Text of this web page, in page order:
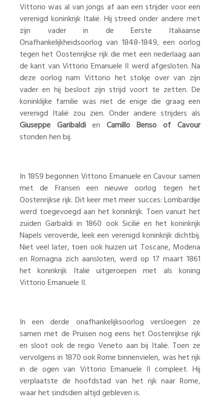
Vittorio was al van jongs af aan een strijder voor een
verenigd koninkrijk Italië. Hij streed onder andere met
zijn vader in de Eerste Italiaanse
Onafhankelijkheidsoorlog van 1848-1849, een oorlog
tegen het Oostenrijkse rijk die met een nederlaag aan
de kant van Vittorio Emanuele II werd afgesloten. Na
deze oorlog nam Vittorio het stokje over van zijn
vader en hij besloot zijn strijd voort te zetten. De
koninklijke familie was niet de enige die graag een
verenigd Italië zou zien. Onder andere strijders als
Giuseppe Garibaldi en Camillo Benso of Cavour
stonden hen bij.
In 1859 begonnen Vittorio Emanuele en Cavour samen
met de Fransen een nieuwe oorlog tegen het
Oostenrijkse rijk. Dit keer met meer succes: Lombardije
werd toegevoegd aan het koninkrijk. Toen vanuit het
zuiden Garbaldi in 1860 ook Sicilië en het koninkrijk
Napels veroverde, leek een verenigd koninkrijk dichtbij.
Niet veel later, toen ook huizen uit Toscane, Modena
en Romagna zich aansloten, werd op 17 maart 1861
het koninkrijk Italië uitgeroepen met als koning
Vittorio Emanuele II.
In een derde onafhankelijksoorlog versloegen ze
samen met de Pruisen nog eens het Oostenrijkse rijk
en sloot ook de regio Veneto aan bij Italië. Toen ze
vervolgens in 1870 ook Rome binnenvielen, was het rijk
in de ogen van Vittorio Emanuele II compleet. Hij
verplaatste de hoofdstad van het rijk naar Rome,
waar het sindsdien altijd gebleven is.